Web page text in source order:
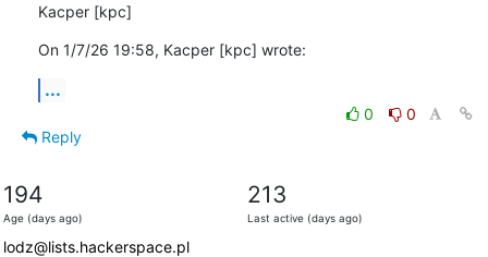
Kacper [kpc]
On 1/7/26 19:58, Kacper [kpc] wrote:
...
0
0
Reply
194
Age (days ago)
213
Last active (days ago)
lodz@lists.hackerspace.pl